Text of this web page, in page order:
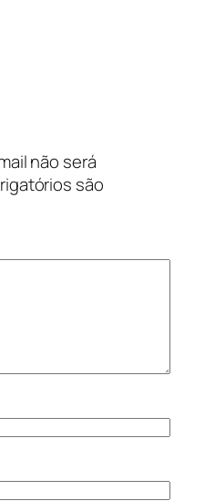
não será
são